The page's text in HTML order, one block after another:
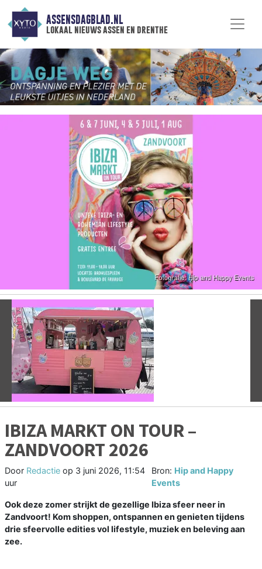
ASSENSDAGBLAD.NL
lokaal nieuws assen en drenthe
Vorige
IBIZA MARKT ON TOUR –
ZANDVOORT 2026
Door Redactie op 3 juni 2026, 11:54
uur
Bron: Hip and Happy
Events
Ook deze zomer strijkt de gezellige Ibiza sfeer neer in
Zandvoort! Kom shoppen, ontspannen en genieten tijdens
drie sfeervolle edities vol lifestyle, muziek en beleving aan
zee.